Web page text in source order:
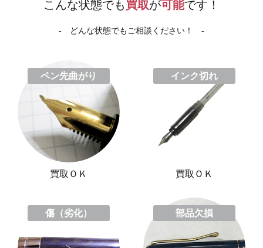
こんな状態でも 買取が可能です！
- どんな状態でもご相談ください！ -
ペン先曲がり
買取ＯＫ
インク切れ
買取ＯＫ
傷（劣化） 部品欠損